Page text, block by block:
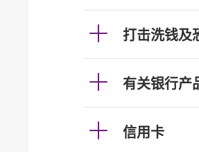
打击洗钱及
有关银行产
信用卡